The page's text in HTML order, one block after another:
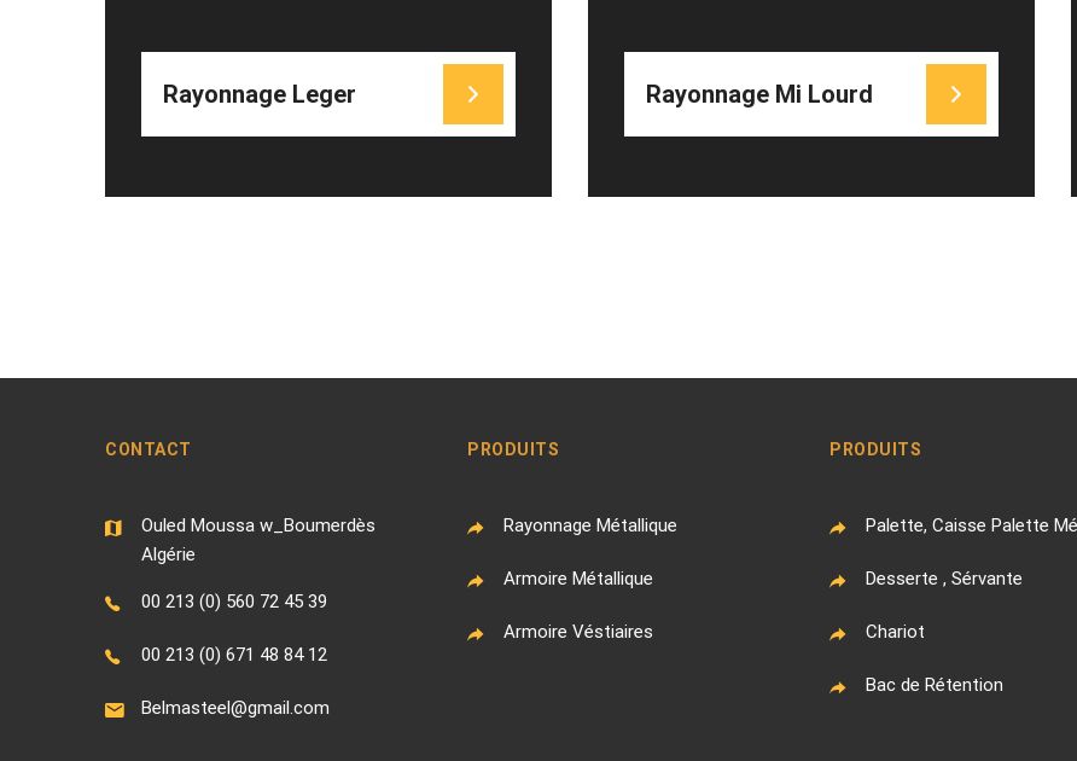
Rayonnage Leger Rayonnage Mi Lourd
CONTACT
Ouled Moussa w_Boumerdès
Algérie
00 213 (0) 560 72 45 39
00 213 (0) 671 48 84 12
Belmasteel@gmail.com
PRODUITS
Rayonnage Métallique
Armoire Métallique
Armoire Véstiaires
PRODUITS
Palette, Caisse Palette
Desserte , Sérvante
Chariot
Bac de Rétention